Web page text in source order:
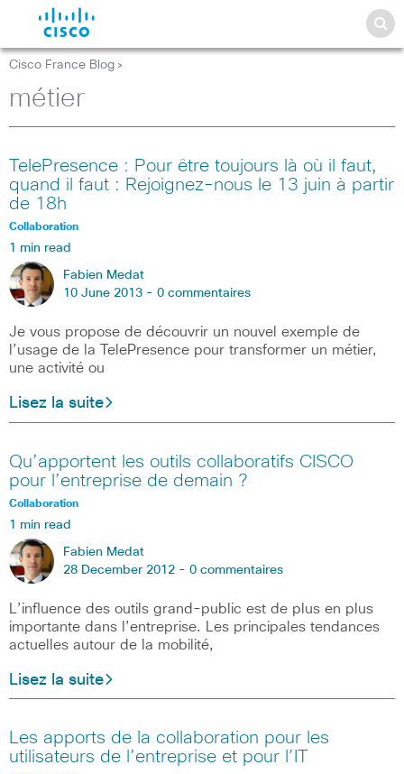
Cisco France Blog >
métier
TelePresence : Pour être toujours là où il faut,
quand il faut : Rejoignez-nous le 13 juin à partir
de 18h
Collaboration
1 min read
Fabien Medat
10 June 2013 - 0 commentaires
Je vous propose de découvrir un nouvel exemple de
l’usage de la TelePresence pour transformer un métier,
une activité ou
Lisez la suite
Qu’apportent les outils collaboratifs CISCO
pour l’entreprise de demain ?
Collaboration
1 min read
Fabien Medat
28 December 2012 - 0 commentaires
L’influence des outils grand-public est de plus en plus
importante dans l’entreprise. Les principales tendances
actuelles autour de la mobilité,
Lisez la suite
Les apports de la collaboration pour les
utilisateurs de l’entreprise et pour l’IT